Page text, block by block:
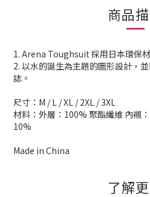
商品
1. Arena Toughsuit 採用日本環保
2. 以水的誕生為主題的圖形設計，
誌。
尺寸：M / L / XL / 2XL / 3XL
材料：外層：100% 聚酯纖維 內襯
10%
Made in China
了解